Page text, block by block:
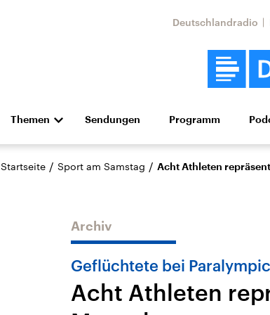
Deutschlandradio
Themen
Die Nachrichten Politik Wirtschaft
Hörspiel und Feature Musik
Landtagswahl Sachsen-
USA
Sendungen Programm
Startseite / Sport am Samstag / Acht Athleten
Archiv
Geflüchtete bei
Acht Athleten